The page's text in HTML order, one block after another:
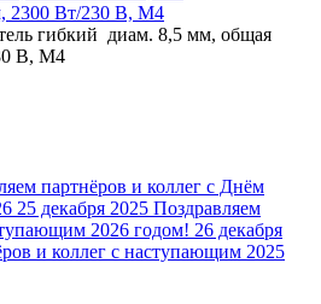
2300 Вт/230 В, M4
гибкий диам. 8,5 мм, общая
В, M4
партнёров и коллег с Днём
25 декабря 2025 Поздравляем
2026 годом! 26 декабря
и коллег с наступающим 2025